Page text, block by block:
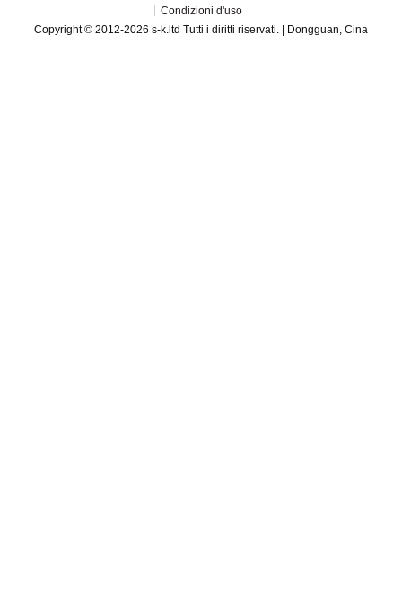
Condizioni d'uso
Copyright © 2012-2026 s-k.ltd Tutti i diritti riservati. | Dongguan, Cina